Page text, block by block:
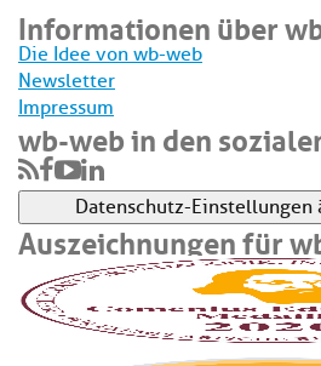
Informationen über
Die Idee von wb-web
Newsletter
Impressum
wb-web in den
Datenschutz-Einstellungen
Auszeichnungen für